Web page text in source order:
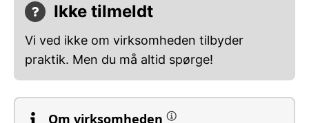
Ikke tilmeldt
Vi ved ikke om virksomheden tilbyder
praktik. Men du må altid spørge!
Om virksomheden